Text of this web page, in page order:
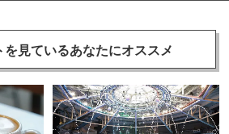
を見ているあなたにオススメ